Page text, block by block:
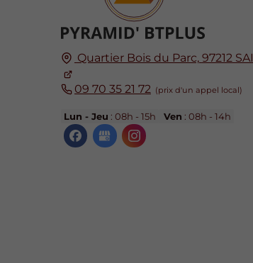
Quartier Bois du Parc, 97212
09 70 35 21 72
Lun - Jeu : 08h - 15h Ven : 08h - 14h